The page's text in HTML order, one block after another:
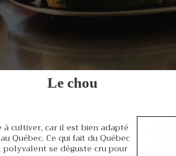
Le chou
cultiver, car il est bien adapté
Québec. Ce qui fait du Québec
polyvalent se déguste cru pour